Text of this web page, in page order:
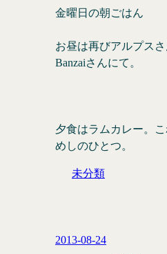
金曜日の朝ごはん
お昼は再びアルプスさ
Banzaiさんにて。
夕食はラムカレー。
めしのひとつ。
未分類
2013-08-24